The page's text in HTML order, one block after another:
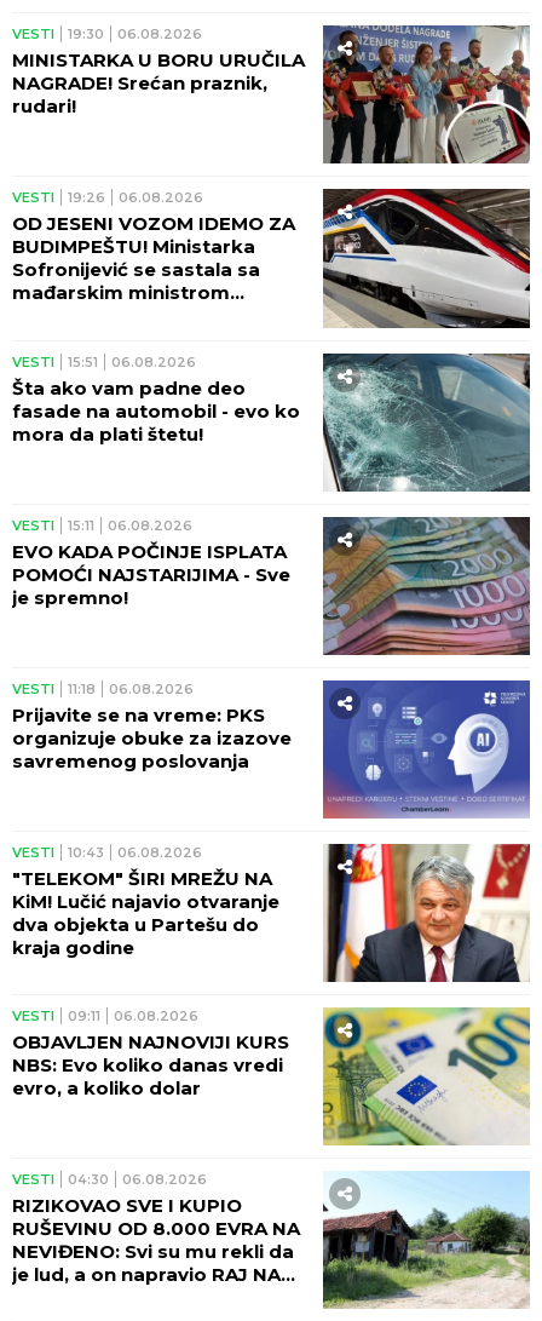
VESTI 19:30 06.08.2026
MINISTARKA U BORU URUČILA
NAGRADE! Srećan praznik,
rudari!
VESTI 19:26 06.08.2026
OD JESENI VOZOM IDEMO ZA
BUDIMPEŠTU! Ministarka
Sofronijević se sastala sa
mađarskim ministrom
VESTI 15:51 06.08.2026
Šta ako vam padne deo
fasade na automobil - evo ko
mora da plati štetu!
VESTI 15:11 06.08.2026
EVO KADA POČINJE ISPLATA
POMOĆI NAJSTARIJIMA - Sve
je spremno!
VESTI 11:18 06.08.2026
Prijavite se na vreme: PKS
organizuje obuke za izazove
savremenog poslovanja
VESTI 10:43 06.08.2026
"TELEKOM" ŠIRI MREŽU NA
KiM! Lučić najavio otvaranje
dva objekta u Partešu do
kraja godine
VESTI 09:11 06.08.2026
OBJAVLJEN NAJNOVIJI KURS
NBS: Evo koliko danas vredi
evro, a koliko dolar
VESTI 04:30 06.08.2026
RIZIKOVAO SVE I KUPIO
RUŠEVINU OD 8.000 EVRA NA
NEVIĐENO: Svi su mu rekli da
je lud, a on napravio RAJ NA